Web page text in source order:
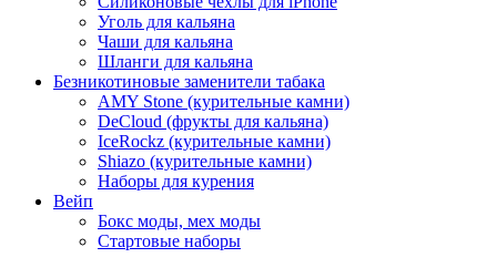
Уголь для кальяна
Чаши для кальяна
Шланги для кальяна
Безникотиновые заменители табака
AMY Stone (курительные камни)
DeCloud (фрукты для кальяна)
IceRockz (курительные камни)
Shiazo (курительные камни)
Наборы для курения
Вейп
Бокс моды, мех моды
Стартовые наборы